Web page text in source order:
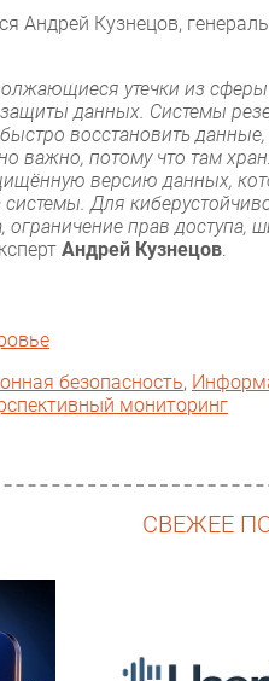
Андрей Кузнецов,
утечки из
данных. Системы
восстановить
важно, потому что там
версию данных,
Для
ограничение прав
Андрей Кузнецов.
безопасность,
мониторинг
СВЕЖЕЕ